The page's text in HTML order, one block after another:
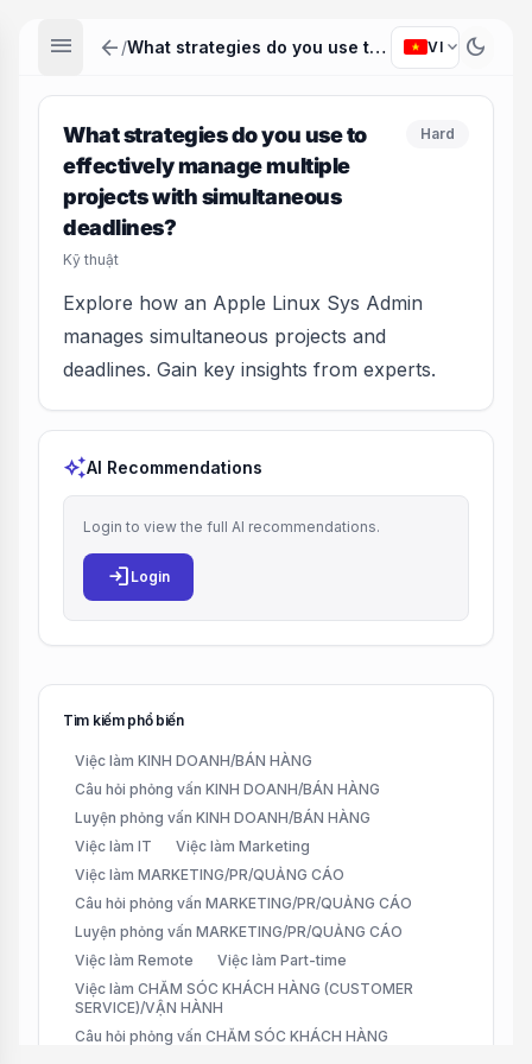
menu arrow_back / What strategies do you use to effectively manage multiple projects with simultaneous deadlines? VI expand_more dark_mode
What strategies do you use to
effectively manage multiple
projects with simultaneous
deadlines?
Kỹ thuật
Hard
Explore how an Apple Linux Sys Admin
manages simultaneous projects and
deadlines. Gain key insights from experts.
auto_awesomeAI Recommendations
Login to view the full AI recommendations.
login Login
Tìm kiếm phổ biến
Việc làm KINH DOANH/BÁN HÀNG
Câu hỏi phỏng vấn KINH DOANH/BÁN HÀNG
Luyện phỏng vấn KINH DOANH/BÁN HÀNG
Việc làm IT
Việc làm Marketing
Việc làm MARKETING/PR/QUẢNG CÁO
Câu hỏi phỏng vấn MARKETING/PR/QUẢNG CÁO
Luyện phỏng vấn MARKETING/PR/QUẢNG CÁO
Việc làm Remote
Việc làm Part-time
Việc làm CHĂM SÓC KHÁCH HÀNG (CUSTOMER
SERVICE)/VẬN HÀNH
Câu hỏi phỏng vấn CHĂM SÓC KHÁCH HÀNG